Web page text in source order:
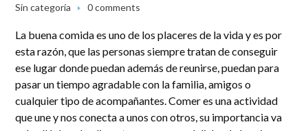
Sin categoría
0 comments
La buena comida es uno de los placeres de la vida y es por
esta razón, que las personas siempre tratan de conseguir
ese lugar donde puedan además de reunirse, puedan para
pasar un tiempo agradable con la familia, amigos o
cualquier tipo de acompañantes. Comer es una actividad
que une y nos conecta a unos con otros, su importancia va